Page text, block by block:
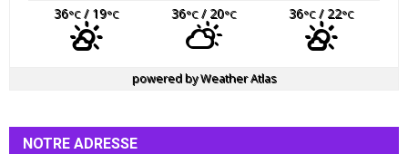
36°C/ 19°C 36°C/ 20°C 36°C/ 22°C
powered byWeather Atlas
NOTRE ADRESSE